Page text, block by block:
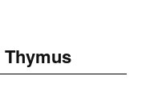
Thymus